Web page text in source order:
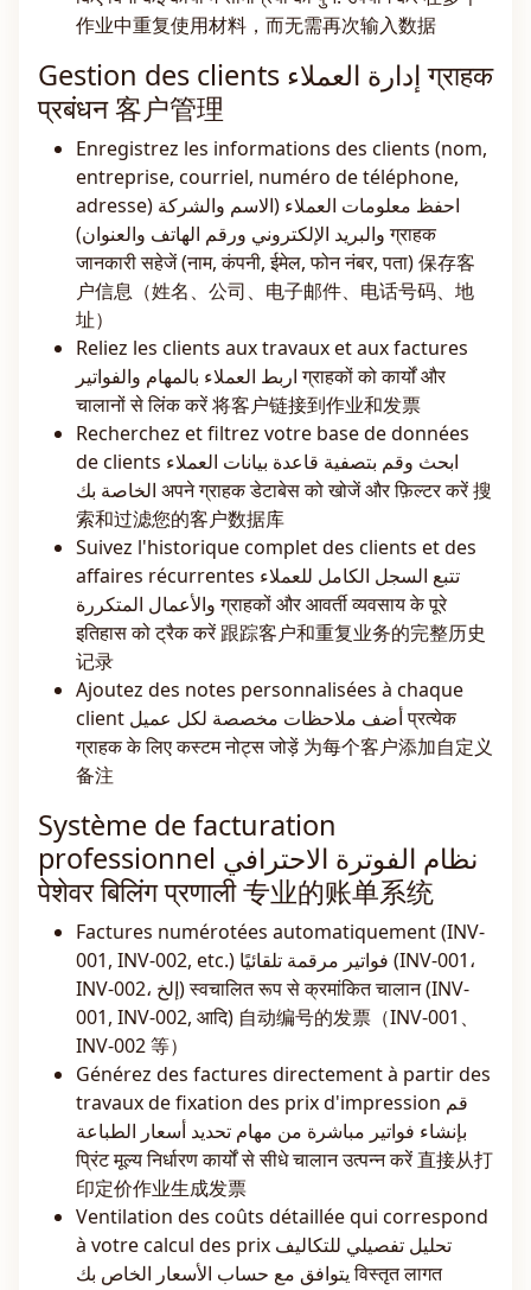
作业中重复使用材料，而无需再次输入数据
Gestion des clients إدارة العملاء ग्राहक
प्रबंधन 客户管理
Enregistrez les informations des clients (nom,
entreprise, courriel, numéro de téléphone,
adresse) احفظ معلومات العملاء (الاسم والشركة
والبريد الإلكتروني ورقم الهاتف والعنوان) ग्राहक
जानकारी सहेजें (नाम, कंपनी, ईमेल, फोन नंबर, पता) 保存客
户信息（姓名、公司、电子邮件、电话号码、地
址）
Reliez les clients aux travaux et aux factures
اربط العملاء بالمهام والفواتير ग्राहकों को कार्यों और
चालानों से लिंक करें 将客户链接到作业和发票
Recherchez et filtrez votre base de données
de clients ابحث وقم بتصفية قاعدة بيانات العملاء
الخاصة بك अपने ग्राहक डेटाबेस को खोजें और फ़िल्टर करें 搜
索和过滤您的客户数据库
Suivez l'historique complet des clients et des
affaires récurrentes تتبع السجل الكامل للعملاء
والأعمال المتكررة ग्राहकों और आवर्ती व्यवसाय के पूरे
इतिहास को ट्रैक करें 跟踪客户和重复业务的完整历史
记录
Ajoutez des notes personnalisées à chaque
client أضف ملاحظات مخصصة لكل عميل प्रत्येक
ग्राहक के लिए कस्टम नोट्स जोड़ें 为每个客户添加自定义
备注
Système de facturation
professionnel نظام الفوترة الاحترافي
पेशेवर बिलिंग प्रणाली 专业的账单系统
Factures numérotées automatiquement (INV-
001, INV-002, etc.) فواتير مرقمة تلقائيًا (INV-001،
INV-002، إلخ) स्वचालित रूप से क्रमांकित चालान (INV-
001, INV-002, आदि) 自动编号的发票（INV-001、
INV-002 等）
Générez des factures directement à partir des
travaux de fixation des prix d'impression قم
بإنشاء فواتير مباشرة من مهام تحديد أسعار الطباعة
प्रिंट मूल्य निर्धारण कार्यों से सीधे चालान उत्पन्न करें 直接从打
印定价作业生成发票
Ventilation des coûts détaillée qui correspond
à votre calcul des prix تحليل تفصيلي للتكاليف
يتوافق مع حساب الأسعار الخاص بك विस्तृत लागत